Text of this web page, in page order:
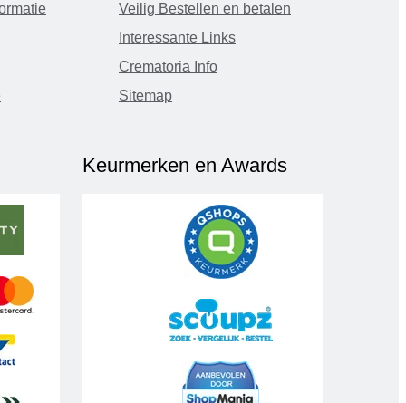
Veilig Bestellen en betalen
Interessante Links
Crematoria Info
Sitemap
Keurmerken en Awards